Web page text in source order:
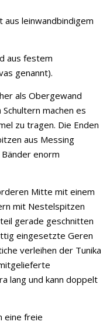
aus leinwandbindigem
aus festem
genannt).
als Obergewand
machen es
zu tragen. Die Enden
aus Messing
enorm
Mitte mit einem
mit Nestelspitzen
gerade geschnitten
eingesetzte Geren
verleihen der Tunika
lang und kann doppelt
eine freie